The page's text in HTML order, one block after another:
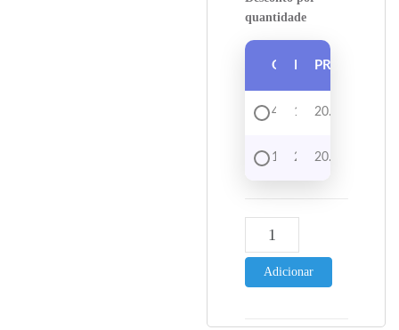
quantidade
QUANTIDADE
DESCONTO
PREÇO
4 - 91% 20.74
10 +2% 20.53
Adicionar